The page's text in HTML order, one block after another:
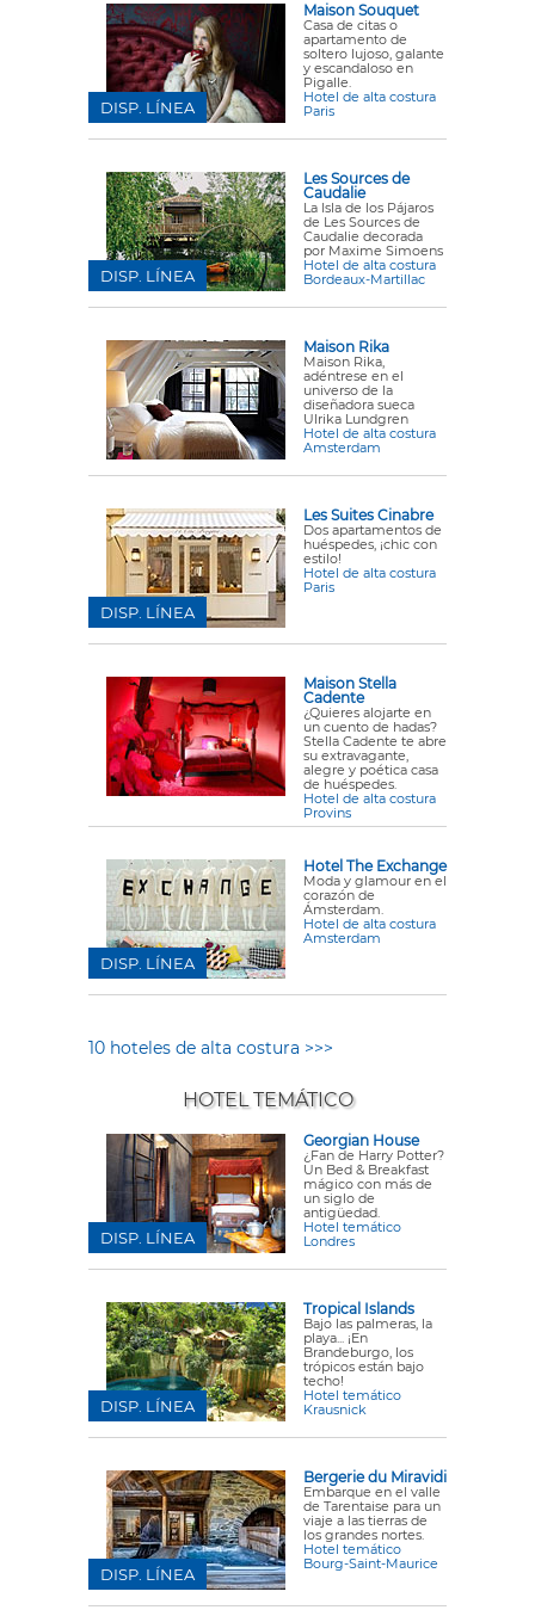
Maison Souquet
Casa de citas o
apartamento de
soltero lujoso, galante
y escandaloso en
Pigalle.
Hotel de alta costura
Paris
DISP. LÍNEA
Les Sources de
Caudalie
La Isla de los Pájaros
de Les Sources de
Caudalie decorada
por Maxime Simoens
Hotel de alta costura
Bordeaux-Martillac
DISP. LÍNEA
Maison Rika
Maison Rika,
adéntrese en el
universo de la
diseñadora sueca
Ulrika Lundgren
Hotel de alta costura
Amsterdam
Les Suites Cinabre
Dos apartamentos de
huéspedes, ¡chic con
estilo!
Hotel de alta costura
Paris
DISP. LÍNEA
Maison Stella
Cadente
¿Quieres alojarte en
un cuento de hadas?
Stella Cadente te abre
su extravagante,
alegre y poética casa
de huéspedes.
Hotel de alta costura
Provins
Hotel The Exchange
Moda y glamour en el
corazón de
Ámsterdam.
Hotel de alta costura
Amsterdam
DISP. LÍNEA
10 hoteles de alta costura >>>
HOTEL TEMÁTICO
Georgian House
¿Fan de Harry Potter?
Un Bed & Breakfast
mágico con más de
un siglo de
antigüedad.
Hotel temático
Londres
DISP. LÍNEA
Tropical Islands
Bajo las palmeras, la
playa... ¡En
Brandeburgo, los
trópicos están bajo
techo!
Hotel temático
Krausnick
DISP. LÍNEA
Bergerie du Miravidi
Embarque en el valle
de Tarentaise para un
viaje a las tierras de
los grandes nortes.
Hotel temático
Bourg-Saint-Maurice
DISP. LÍNEA